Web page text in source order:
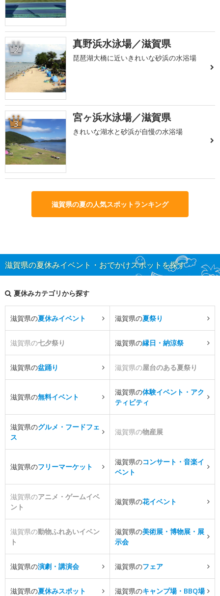
2 真野浜水泳場／滋賀県
琵琶湖大橋に近いきれいな砂浜の水浴場
3 宮ヶ浜水泳場／滋賀県
きれいな湖水と砂浜が自慢の水浴場
滋賀県の夏の人気スポットランキング
滋賀県の夏休みイベント・おでかけスポットを探す
夏休みカテゴリから探す
滋賀県の夏休みイベント 滋賀県の夏祭り
滋賀県の七夕祭り 滋賀県の縁日・納涼祭
滋賀県の盆踊り 滋賀県の屋台のある夏祭り
滋賀県の無料イベント
滋賀県の体験イベント・アク
ティビティ
滋賀県のグルメ・フードフェ
ス
滋賀県の物産展
滋賀県のフリーマーケット
滋賀県のコンサート・音楽イ
ベント
滋賀県のアニメ・ゲームイベ
ント
滋賀県の花イベント
滋賀県の動物ふれあいイベン
ト
滋賀県の美術展・博物展・展
示会
滋賀県の演劇・講演会 滋賀県のフェア
滋賀県の夏休みスポット 滋賀県のキャンプ場・BBQ場